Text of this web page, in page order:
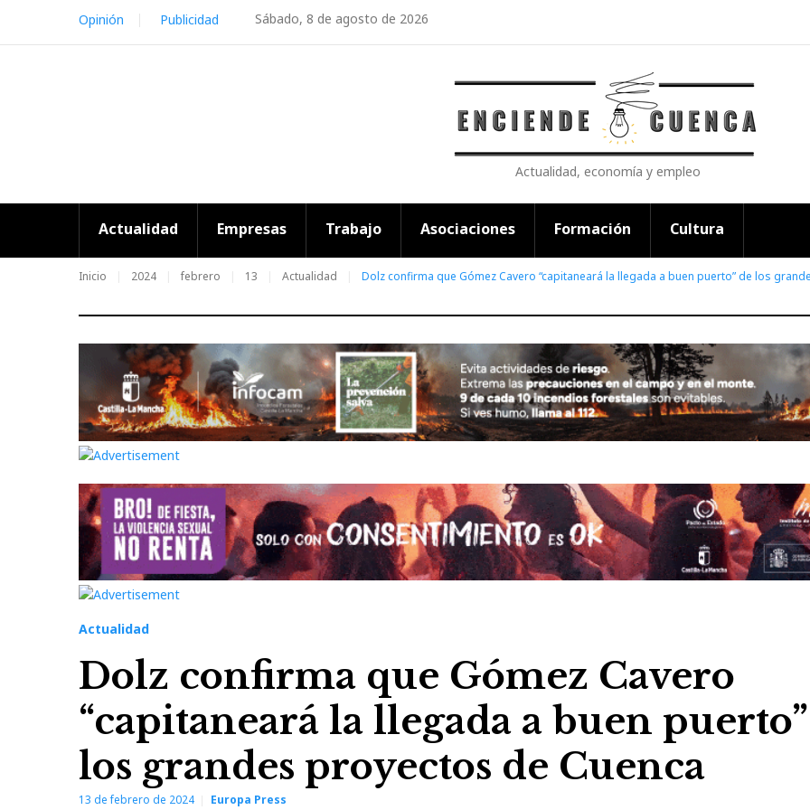
content
Sábado, 8 de agosto de 2026
Opinión Publicidad
Actualidad, economía y empleo
Actualidad Empresas Trabajo Asociaciones Formación Cultura
Inicio 2024 febrero 13 Actualidad Dolz confirma que Gómez Cavero “capitaneará la llegada a buen puerto” de los
Actualidad
Dolz confirma que Gómez Cavero
“capitaneará la llegada a buen
los grandes proyectos de Cuenca
13 de febrero de 2024 Europa Press